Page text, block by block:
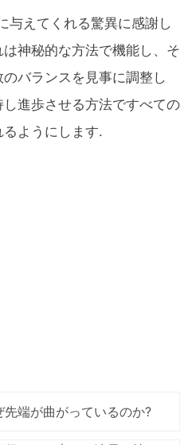
与えてくれる驚異に感謝し
神秘的な方法で機能し、そ
バランスを見事に調整し
進歩させる方法ですべての
ようにします.
端が曲がっているのか?